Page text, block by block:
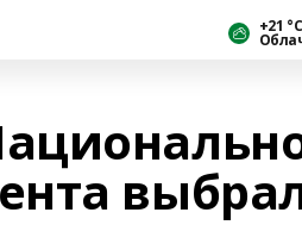
+21 °С